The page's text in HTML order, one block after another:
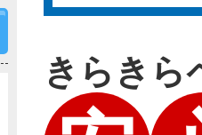
きらきら